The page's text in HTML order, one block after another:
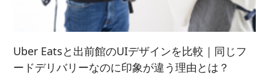
Uber Eatsと出前館のUIデザインを比較｜同じフ
ードデリバリーなのに印象が違う理由とは？